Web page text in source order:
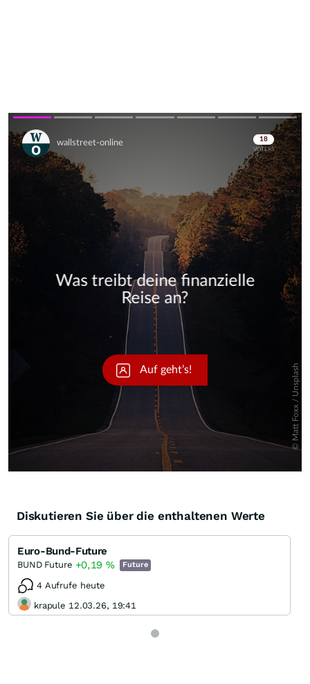
Skip
Diskutieren Sie über die enthaltenen Werte
Euro-Bund-Future
BUND Future +0,19 % Future
4 Aufrufe heute
krapule 12.03.26, 19:41